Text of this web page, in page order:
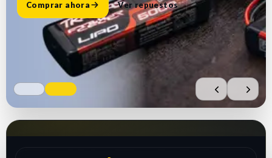
Comprar ahora Ver repuestos